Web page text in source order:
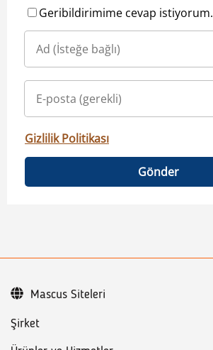
Geribildirimime cevap istiyorum.
Gizlilik Politikası
Gönder
Şirket
Mascus Siteleri